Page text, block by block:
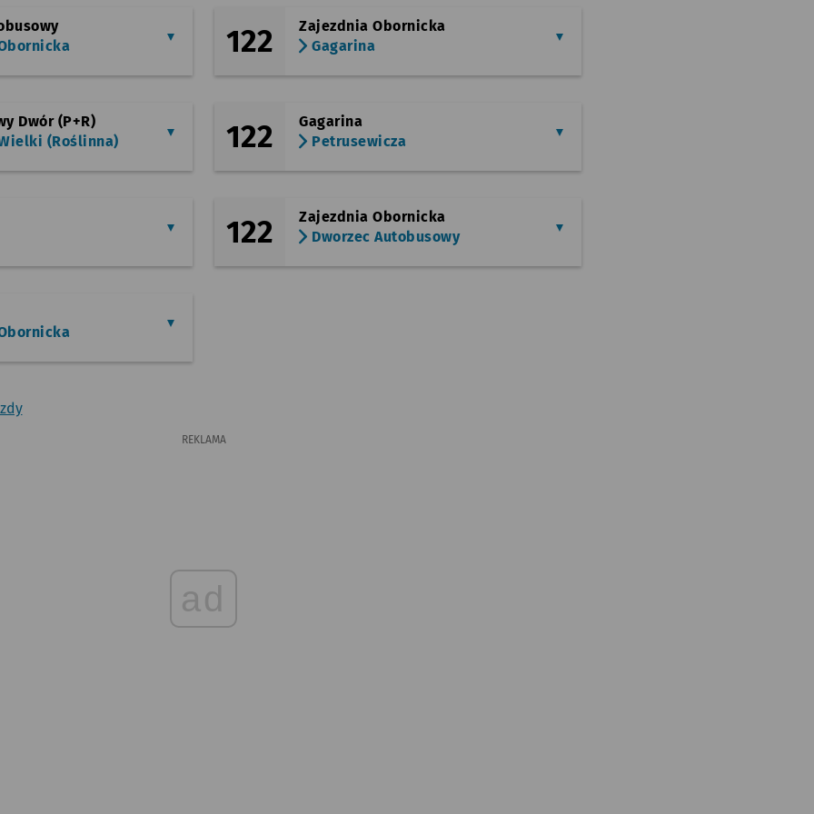
122
Zajezdnia Obornicka
Gagarina
Dwór (P+R)
(Roślinna)
122
Gagarina
Petrusewicza
122
Zajezdnia Obornicka
Dworzec Autobusowy
REKLAMA
ad